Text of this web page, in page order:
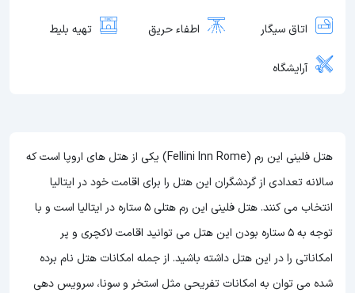
اتاق سیگار اطفاء حریق تهیه بلیط
آرایشگاه
هتل فلینی این رم (Fellini Inn Rome) یکی از هتل های اروپا است که
سالانه تعدادی از گردشگران این هتل را برای اقامت خود در ایتالیا
انتخاب می کنند. هتل فلینی این رم هتلی 5 ستاره در ایتالیا است و با
توجه به 5 ستاره بودن این هتل
می توانید اقامت لاکچری و پر
امکاناتی را در این هتل داشته باشید. از جمله امکانات هتل نام برده
شده می توان به امکانات تفریحی مثل استخر و سونا، سرویس دهی